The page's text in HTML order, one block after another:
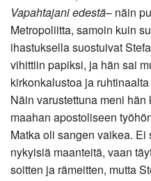
Vapahtajani edestä– näin
Metropoliitta, samoin kuin
ihastuksella suostuivat
vihittiin papiksi, ja hän sai
kirkonkalustoa ja
Näin varustettuna meni
maahan apostoliseen
Matka oli sangen vaikea.
nykyisiä maanteitä, vaan
soitten ja rämeitten, mutta